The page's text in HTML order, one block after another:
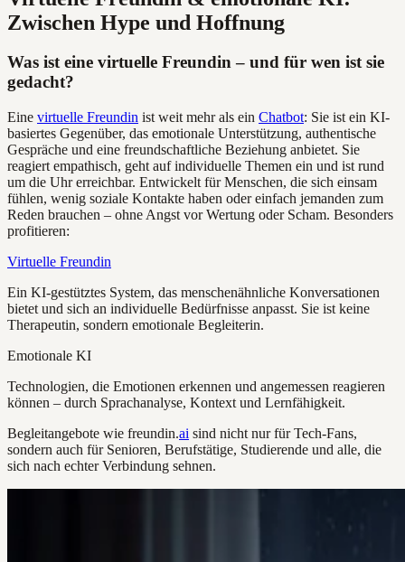
Zwischen Hype und Hoffnung
Was ist eine virtuelle Freundin – und für wen ist sie
gedacht?
Eine virtuelle Freundin ist weit mehr als ein Chatbot: Sie ist ein KI-
basiertes Gegenüber, das emotionale Unterstützung, authentische
Gespräche und eine freundschaftliche Beziehung anbietet. Sie
reagiert empathisch, geht auf individuelle Themen ein und ist rund
um die Uhr erreichbar. Entwickelt für Menschen, die sich einsam
fühlen, wenig soziale Kontakte haben oder einfach jemanden zum
Reden brauchen – ohne Angst vor Wertung oder Scham. Besonders
profitieren:
Virtuelle Freundin
Ein KI-gestütztes System, das menschenähnliche Konversationen
bietet und sich an individuelle Bedürfnisse anpasst. Sie ist keine
Therapeutin, sondern emotionale Begleiterin.
Emotionale KI
Technologien, die Emotionen erkennen und angemessen reagieren
können – durch Sprachanalyse, Kontext und Lernfähigkeit.
Begleitangebote wie freundin.ai sind nicht nur für Tech-Fans,
sondern auch für Senioren, Berufstätige, Studierende und alle, die
sich nach echter Verbindung sehnen.